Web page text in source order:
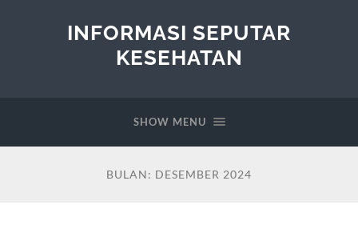
INFORMASI SEPUTAR
KESEHATAN
SHOW MENU
BULAN: DESEMBER 2024